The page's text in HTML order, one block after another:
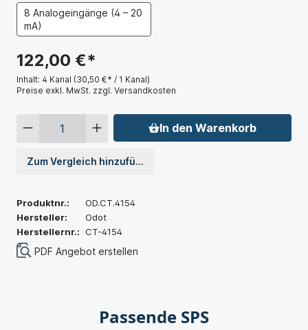
122,00 €*
Inhalt: 4 Kanal (30,50 €* / 1 Kanal)
Preise exkl. MwSt. zzgl. Versandkosten
8 Analogeingänge (4 – 20
mA)
In den Warenkorb
Zum Vergleich hinzufügen
Produktnr.:
OD.CT.4154
Hersteller:
Odot
Herstellernr.: CT-4154
PDF Angebot erstellen
Passende SPS